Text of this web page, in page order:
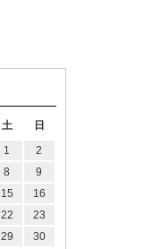
土 日
1
2
8
9
15
16
22
23
29
30